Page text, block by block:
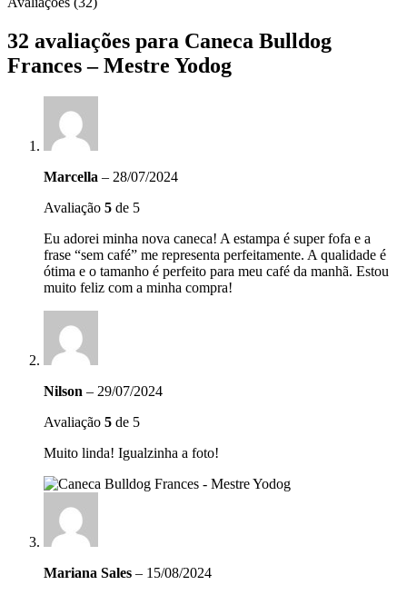
32 avaliações para Caneca Bulldog
Frances – Mestre Yodog
Marcella – 28/07/2024
Avaliação 5 de 5
Eu adorei minha nova caneca! A estampa é super fofa e a
frase “sem café” me representa perfeitamente. A qualidade é
ótima e o tamanho é perfeito para meu café da manhã. Estou
muito feliz com a minha compra!
Nilson – 29/07/2024
Avaliação 5 de 5
Muito linda! Igualzinha a foto!
Mariana Sales – 15/08/2024